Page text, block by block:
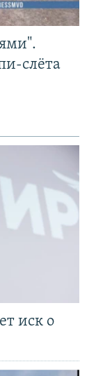
слёта
иск о